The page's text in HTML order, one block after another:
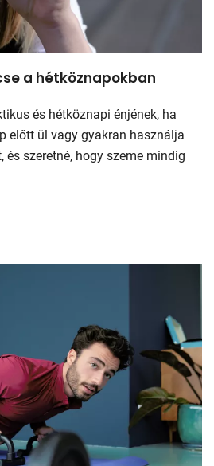
a hétköznapokban
és hétköznapi énjének, ha
előtt ül vagy gyakran használja
szeretné, hogy szeme mindig